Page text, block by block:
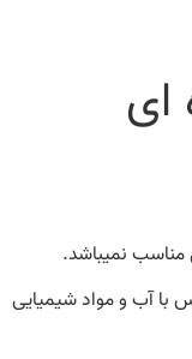
مناسب نمیباشد.
با آب و مواد شیمیایی